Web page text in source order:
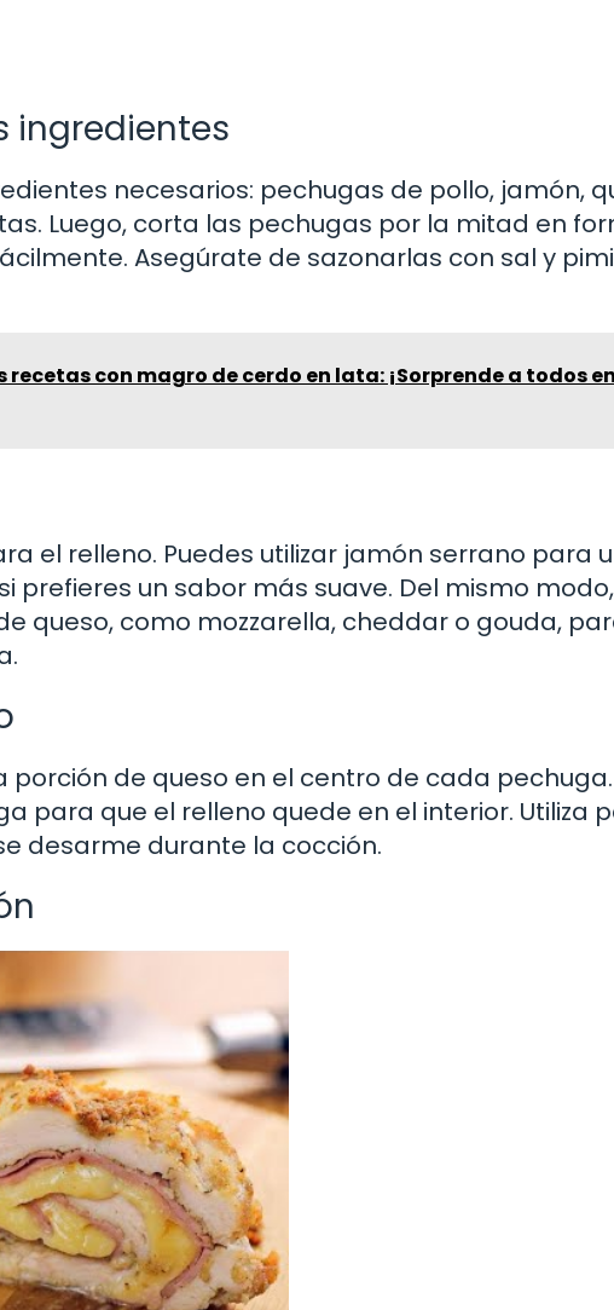
ingredientes
necesarios: pechugas de pollo, jamón,
Luego, corta las pechugas por la mitad en
Asegúrate de sazonarlas con sal y
recetas con magro de cerdo en lata: ¡Sorprende a todos
el relleno. Puedes utilizar jamón serrano para
prefieres un sabor más suave. Del mismo modo,
queso, como mozzarella, cheddar o gouda,
porción de queso en el centro de cada pechuga.
para que el relleno quede en el interior. Utiliza
desarme durante la cocción.